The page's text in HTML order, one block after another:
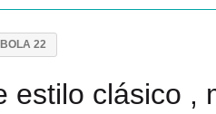
22
estilo clásico ,